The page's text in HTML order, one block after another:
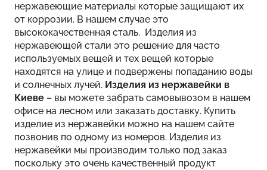
нержавеющие материалы которые защищают их
от коррозии. В нашем случае это
высококачественная сталь. Изделия из
нержавеющей стали это решение для часто
используемых вещей и тех вещей которые
находятся на улице и подвержены попаданию воды
и солнечных лучей. Изделия из нержавейки в
Киеве – вы можете забрать самовывозом в нашем
офисе на лесном или заказать доставку. Купить
изделие из нержавейки можно на нашем сайте
позвонив по одному из номеров. Изделия из
нержавейки мы производим только под заказ
поскольку это очень качественный продукт